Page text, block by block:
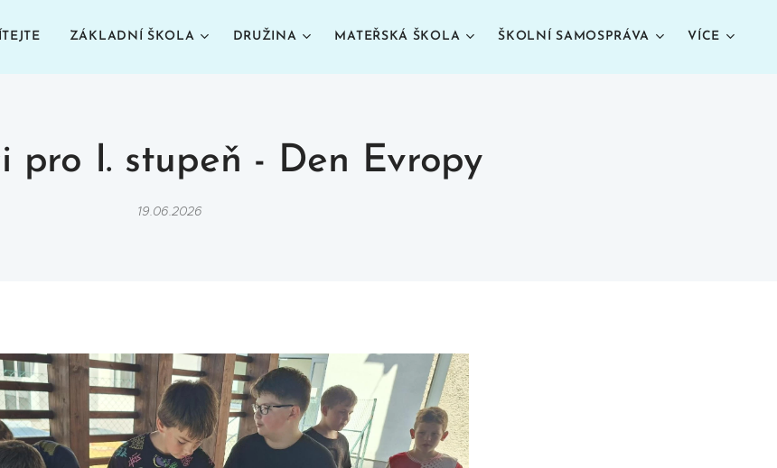
ZÁKLADNÍ ŠKOLA DRUŽINA MATEŘSKÁ ŠKOLA ŠKOLNÍ SAMOSPRÁVA VÍCE
pro I. stupeň - Den Evropy
19.06.2026